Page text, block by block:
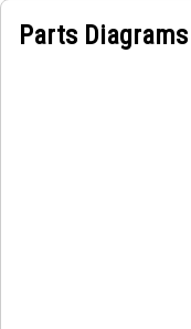
Parts Diagrams